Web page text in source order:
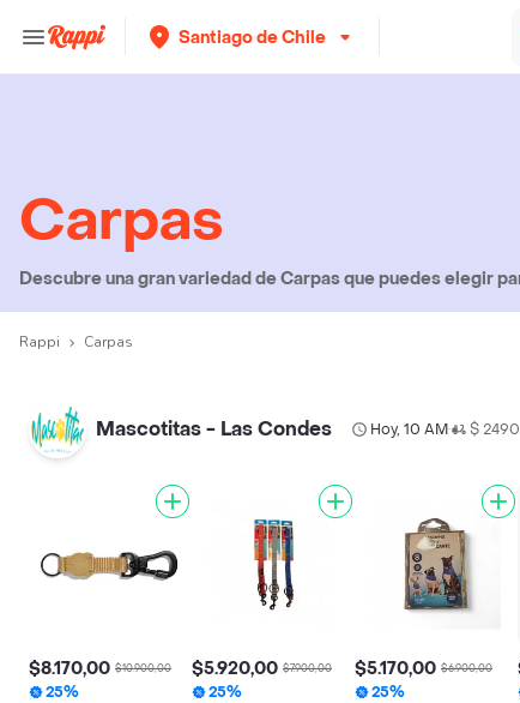
Santiago de Chile
Carpas
Descubre una gran variedad de Carpas que puedes elegir
Rappi Carpas
Mascotitas - Las Condes Hoy, 10 AM• $ 2490
$8.170,00 $10.900,00
25%
$5.920,00 $7.900,00
25%
$5.170,00 $6.900,00
25%